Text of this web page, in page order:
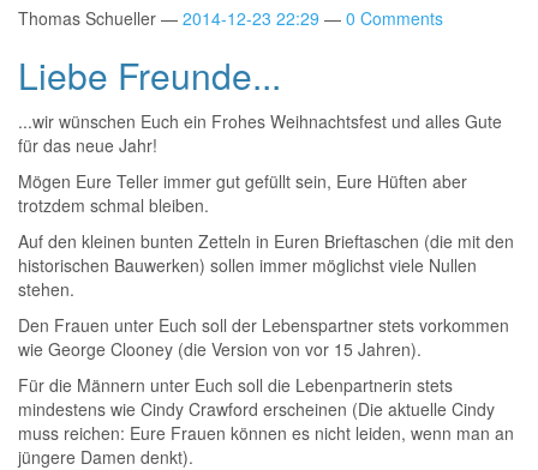
Thomas Schueller 2014-12-23 22:29 0 Comments
Liebe Freunde...
...wir wünschen Euch ein Frohes Weihnachtsfest und alles Gute
für das neue Jahr!
Mögen Eure Teller immer gut gefüllt sein, Eure Hüften aber
trotzdem schmal bleiben.
Auf den kleinen bunten Zetteln in Euren Brieftaschen (die mit den
historischen Bauwerken) sollen immer möglichst viele Nullen
stehen.
Den Frauen unter Euch soll der Lebenspartner stets vorkommen
wie George Clooney (die Version von vor 15 Jahren).
Für die Männern unter Euch soll die Lebenpartnerin stets
mindestens wie Cindy Crawford erscheinen (Die aktuelle Cindy
muss reichen: Eure Frauen können es nicht leiden, wenn man an
jüngere Damen denkt).